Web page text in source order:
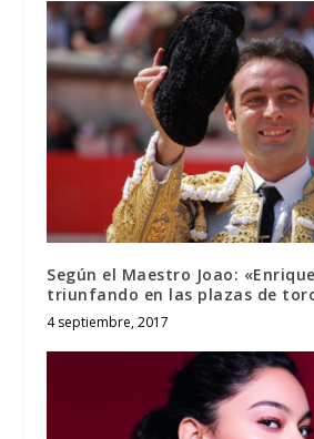
Según el Maestro Joao:
triunfando en las plazas de
4 septiembre, 2017